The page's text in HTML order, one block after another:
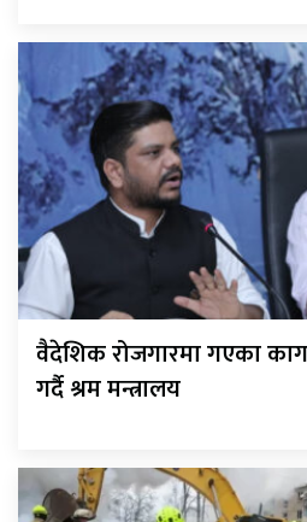
वैदेशिक रोजगारमा गएका
गर्दै श्रम मन्त्रालय